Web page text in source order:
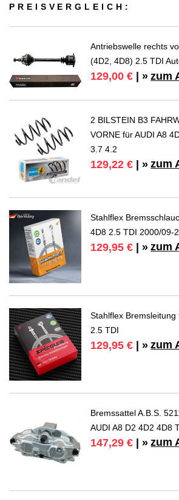
PREIS­VER­GLEICH:
Antriebswelle rechts
(4D2, 4D8) 2.5 TDI
129,00 € | » zum
2 BILSTEIN B3
VORNE für AUDI A8
3.7 4.2
129,22 € | » zum
Stahlflex
4D8 2.5 TDI 2000/09-
129,95 € | » zum
Stahlflex Bremsleitung
2.5 TDI
129,95 € | » zum
Bremssattel A.B.S.
AUDI A8 D2 4D2 4D8
147,29 € | » zum